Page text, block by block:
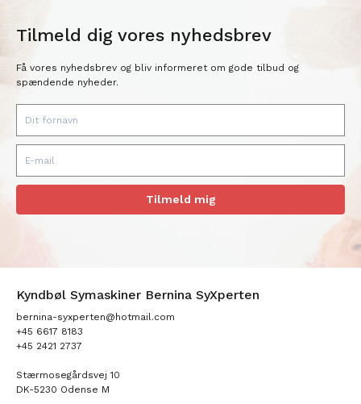
Tilmeld dig vores nyhedsbrev
Få vores nyhedsbrev og bliv informeret om gode tilbud og
spændende nyheder.
Tilmeld mig
Kyndbøl Symaskiner Bernina SyXperten
bernina-syxperten@hotmail.com
+45 6617 8183
+45 2421 2737
Stærmosegårdsvej 10
DK-5230 Odense M